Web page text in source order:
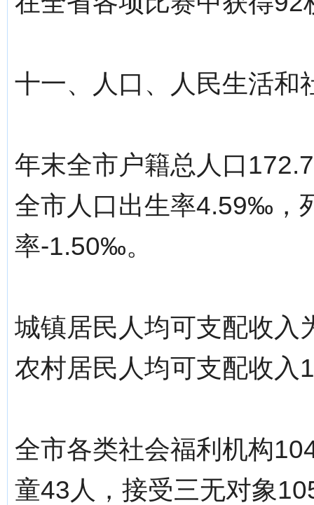
十一、人口、人民生活和
年末全市户籍总人口
全市人口出生率4.59‰，
率-1.50‰。
城镇居民人均可支配收入
农村居民人均可支配收入
全市各类社会福利机构
童43人，接受三无对象